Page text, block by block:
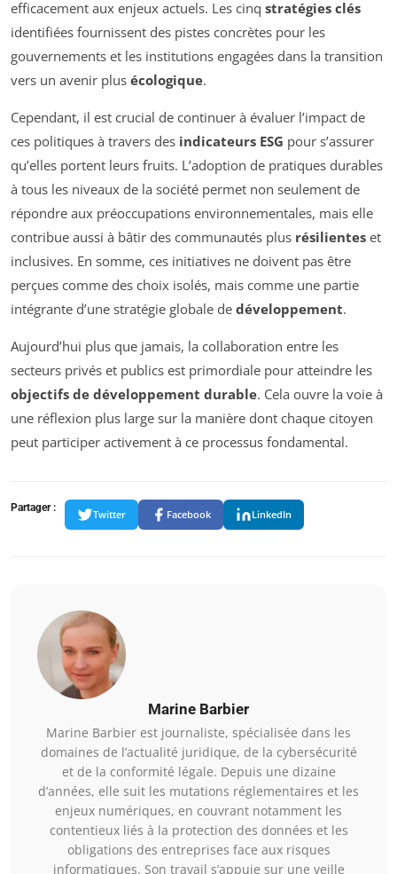
efficacement aux enjeux actuels. Les cinq stratégies clés
identifiées fournissent des pistes concrètes pour les
gouvernements et les institutions engagées dans la transition
vers un avenir plus écologique.
Cependant, il est crucial de continuer à évaluer l’impact de
ces politiques à travers des indicateurs ESG pour s’assurer
qu’elles portent leurs fruits. L’adoption de pratiques durables
à tous les niveaux de la société permet non seulement de
répondre aux préoccupations environnementales, mais elle
contribue aussi à bâtir des communautés plus résilientes et
inclusives. En somme, ces initiatives ne doivent pas être
perçues comme des choix isolés, mais comme une partie
intégrante d’une stratégie globale de développement.
Aujourd’hui plus que jamais, la collaboration entre les
secteurs privés et publics est primordiale pour atteindre les
objectifs de développement durable. Cela ouvre la voie à
une réflexion plus large sur la manière dont chaque citoyen
peut participer activement à ce processus fondamental.
Partager :
Twitter Facebook LinkedIn
Marine Barbier
Marine Barbier est journaliste, spécialisée dans les
domaines de l’actualité juridique, de la cybersécurité
et de la conformité légale. Depuis une dizaine
d’années, elle suit les mutations réglementaires et les
enjeux numériques, en couvrant notamment les
contentieux liés à la protection des données et les
obligations des entreprises face aux risques
informatiques. Son travail s’appuie sur une veille